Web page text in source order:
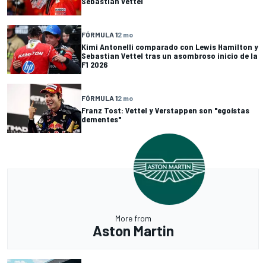
FÓRMULA 12 mo
Kimi Antonelli comparado con Lewis Hamilton y
Sebastian Vettel tras un asombroso inicio de la
F1 2026
FÓRMULA 12 mo
Franz Tost: Vettel y Verstappen son "egoístas
dementes"
More from
Aston Martin